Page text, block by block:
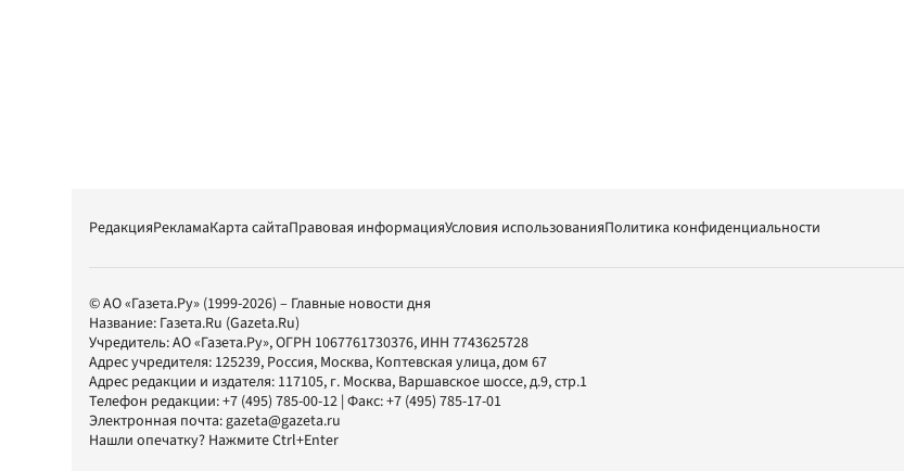
РедакцияРекламаКарта сайтаПравовая информацияУсловия использованияПолитика конфиденциальности
© АО «Газета.Ру» (1999-2026) – Главные новости дня
Название: Газета.Ru (Gazeta.Ru)
Учредитель:АО «Газета.Ру», ОГРН 1067761730376, ИНН 7743625728
Адрес учредителя: 125239, Россия, Москва, Коптевская улица, дом 67
Адрес редакции и издателя: 117105, г. Москва, Варшавское шоссе, д.9, стр.1
Телефон редакции:+7 (495) 785-00-12 | Факс:+7 (495) 785-17-01
Электронная почта:gazeta@gazeta.ru
Нашли опечатку? Нажмите Ctrl+Enter